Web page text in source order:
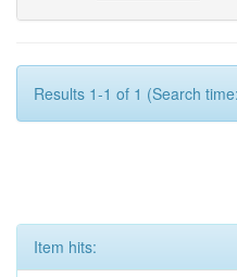
Results 1-1 of 1 (Search
Item hits: